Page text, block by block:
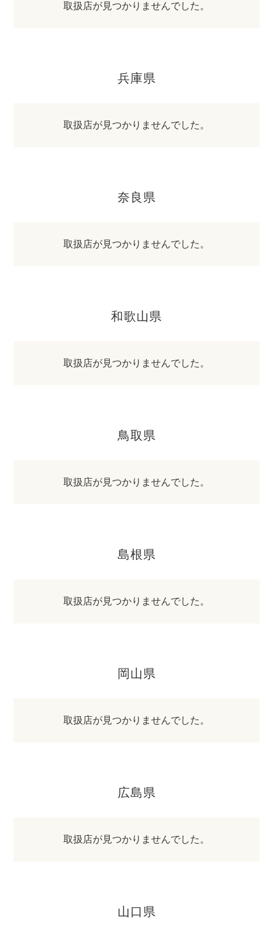
取扱店が見つかりませんでした。
兵庫県
取扱店が見つかりませんでした。
奈良県
取扱店が見つかりませんでした。
和歌山県
取扱店が見つかりませんでした。
鳥取県
取扱店が見つかりませんでした。
島根県
取扱店が見つかりませんでした。
岡山県
取扱店が見つかりませんでした。
広島県
取扱店が見つかりませんでした。
山口県